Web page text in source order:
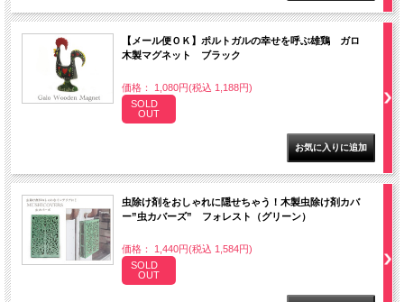
【メール便ＯＫ】ポルトガルの幸せを呼ぶ雄鶏 ガロ
木製マグネット ブラック
価格： 1,080円(税込 1,188円)
SOLD
OUT
虫除け剤をおしゃれに隠せちゃう！木製虫除け剤カバ
ー”虫カバーズ” フォレスト（グリーン）
価格： 1,440円(税込 1,584円)
SOLD
OUT